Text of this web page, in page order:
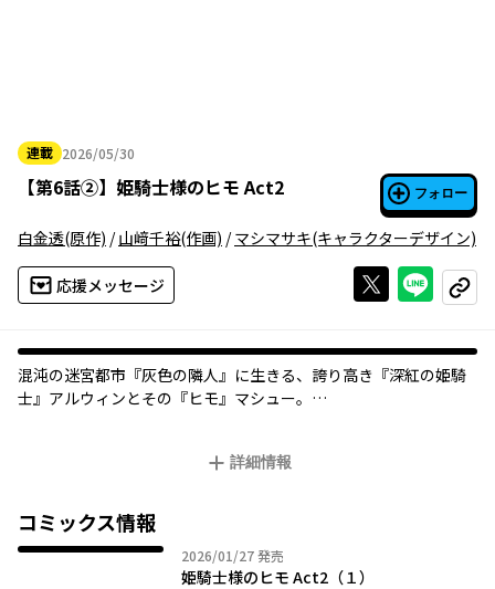
連載 2026/05/30
2026年05月30日
【第6話②】 姫騎士様のヒモ Act2 フォロー
白金透(原作) /山﨑千裕(作画) /マシマサキ(キャラクターデザイン)
応援メッセージ Xで投稿する
ライン
コピー
混沌の迷宮都市『灰色の隣人』に生きる、誇り高き『深紅の姫騎
士』アルウィンとその『ヒモ』マシュー。
欲望渦巻くこの街で、二人が選んだ生き様とは―――。
詳細情報
コミックス情報
2026/01/272026年01月27日
発売
姫騎士様のヒモ Act2（１）